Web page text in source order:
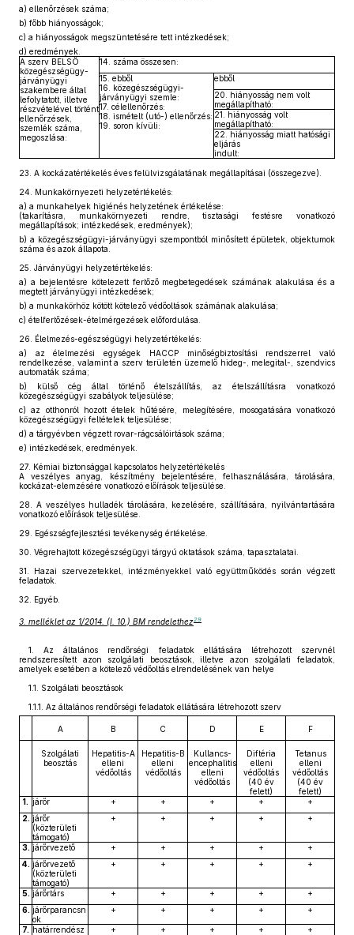
a) ellenőrzések száma;
b) főbb hiányosságok;
c) a hiányosságok megszüntetésére tett intézkedések;
d) eredmények.
A szerv BELSŐ
közegészségügy-
járványügyi
szakembere által
lefolytatott, illetve
részvételével történt
ellenőrzések,
szemlék száma,
megoszlása:
14. száma összesen:
15. ebből
16. közegészségügyi-
járványügyi szemle:
17. célellenőrzés:
18. ismételt (utó-) ellenőrzés:
19. soron kívüli:
ebből
20. hiányosság nem volt
megállapítható:
21. hiányosság volt
megállapítható:
22. hiányosság miatt hatósági
eljárás
indult:
23. A kockázatértékelés éves felülvizsgálatának megállapításai (összegezve).
24.
Munkakörnyezeti helyzetértékelés:
a) a munkahelyek higiénés helyzetének értékelése:
(takarításra, munkakörnyezeti rendre, tisztasági festésre vonatkozó
megállapítások; intézkedések, eredmények);
b) a közegészségügyi-járványügyi szempontból minősített épületek, objektumok
száma és azok állapota.
25. Járványügyi helyzetértékelés:
a) a bejelentésre kötelezett fertőző megbetegedések számának alakulása és a
megtett járványügyi intézkedések;
b) a munkakörhöz kötött kötelező védőoltások számának alakulása;
c) ételfertőzések-ételmérgezések előfordulása.
26.
Élelmezés-egészségügyi helyzetértékelés:
a) az élelmezési egységek HACCP minőségbiztosítási rendszerrel való
rendelkezése, valamint a szerv területén üzemelő hideg-, melegital-, szendvics
automaták száma;
b) külső cég által történő ételszállítás, az ételszállításra vonatkozó
közegészségügyi szabályok teljesülése;
c) az otthonról hozott ételek hűtésére, melegítésére, mosogatására vonatkozó
közegészségügyi feltételek teljesülése;
d) a tárgyévben végzett rovar-rágcsálóirtások száma;
e) intézkedések, eredmények.
27. Kémiai biztonsággal kapcsolatos helyzetértékelés
A veszélyes anyag, készítmény bejelentésére, felhasználására, tárolására,
kockázat-elemzésére vonatkozó előírások teljesülése.
28.
A veszélyes hulladék tárolására, kezelésére, szállítására, nyilvántartására
vonatkozó előírások teljesülése.
29.
Egészségfejlesztési tevékenység értékelése.
30. Végrehajtott közegészségügyi tárgyú oktatások száma, tapasztalatai.
31.
Hazai szervezetekkel, intézményekkel való együttműködés során végzett
feladatok.
32.
Egyéb.
3. melléklet az 1/2014. (I. 10.) BM rendelethez29
1. Az általános rendőrségi feladatok ellátására létrehozott szervnél
rendszeresített azon szolgálati beosztások, illetve azon szolgálati feladatok,
amelyek esetében a kötelező védőoltás elrendelésének van helye
1.1. Szolgálati beosztások
1.1.1. Az általános rendőrségi feladatok ellátására létrehozott szerv
A B C D E F
Szolgálati
beosztás
Hepatitis-A
elleni
védőoltás
Hepatitis-B
elleni
védőoltás
Kullancs-
encephalitis
elleni
védőoltás
Diftéria
elleni
védőoltás
(40 év
felett)
Tetanus
elleni
védőoltás
(40 év
felett)
1. járőr + + + +
+
2. járőr
(közterületi
támogató)
+ + + + +
3. járőrvezető + + + +
+
4. járőrvezető
(közterületi
támogató)
+ + + + +
5. járőrtárs + + + +
+
6. járőrparancsn
ok
+ + + + +
7. határrendész + + + +
+